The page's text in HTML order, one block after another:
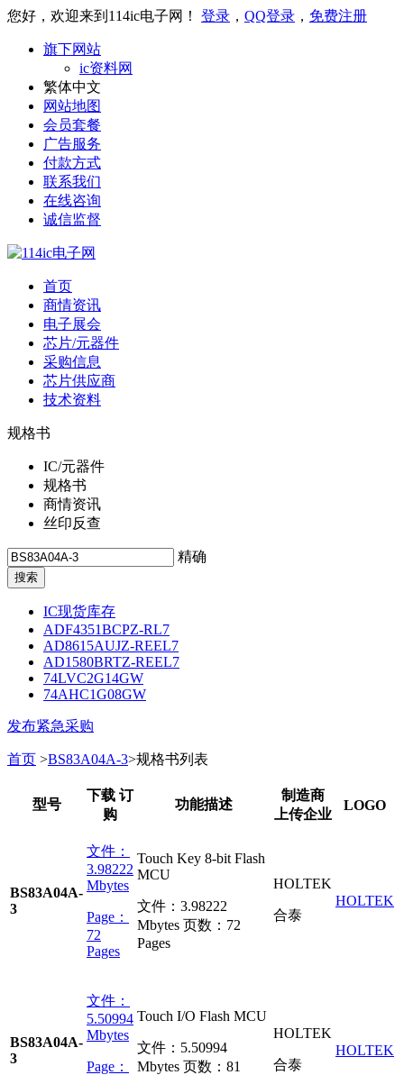
您好，欢迎来到114ic电子网！ 登录 ， QQ登录 ， 免费注册
旗下网站
ic资料网
繁体中文
网站地图
会员套餐
广告服务
付款方式
联系我们
在线咨询
诚信监督
首页
商情资讯
电子展会
芯片/元器件
采购信息
芯片供应商
技术资料
规格书
IC/元器件
规格书
商情资讯
丝印反查
精确
IC现货库存
ADF4351BCPZ-RL7
AD8615AUJZ-REEL7
AD1580BRTZ-REEL7
74LVC2G14GW
74AHC1G08GW
发布紧急采购
首页 >BS83A04A-3>规格书列表
型号
下载 订
购
功能描述
制造商
上传企业
LOGO
BS83A04A-
3
文件：
3.98222
Mbytes
Page：
72
Pages
Touch Key 8-bit Flash
MCU
文件： 3.98222
Mbytes 页数： 72
Pages
HOLTEK
合泰
HOLTEK
BS83A04A-
3
文件：
5.50994
Mbytes
Page：
Touch I/O Flash MCU
文件： 5.50994
Mbytes 页数： 81
HOLTEK
合泰
HOLTEK